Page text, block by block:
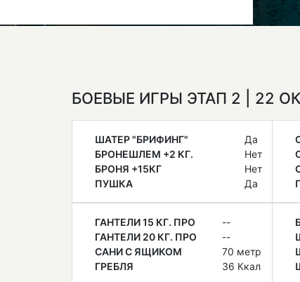
БОЕВЫЕ ИГРЫ ЭТАП 2 | 22
ШАТЕР "БРИФИНГ"
Да
БРОНЕШЛЕМ +2 КГ.
Нет
БРОНЯ +15КГ
Нет
ПУШКА
Да
ГАНТЕЛИ 15 КГ. ПРО
--
ГАНТЕЛИ 20 КГ. ПРО
--
САНИ С ЯЩИКОМ
70 метр
ГРЕБЛЯ
36 Ккал